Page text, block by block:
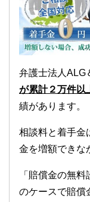
弁護士法人ALG
が累計２万件以
績があります。
相談料と着手金
金を増額できな
「賠償金の無
のケースで賠償